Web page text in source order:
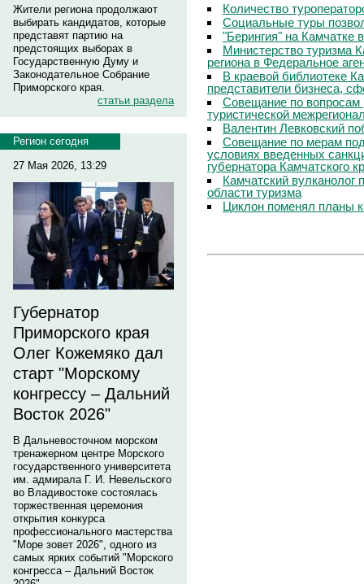
Жители региона продолжают
выбирать кандидатов, которые
представят партию на
предстоящих выборах в
Государственную Думу и
Законодательное Собрание
Приморского края.
статьи раздела
Регион сегодня
27 Мая 2026, 13:29
Губернатор
Приморского края
Олег Кожемяко дал
старт "Морскому
конгрессу – Дальний
Восток 2026"
В Дальневосточном морском
тренажерном центре Морского
государственного университета
им. адмирала Г. И. Невельского
во Владивостоке состоялась
торжественная церемония
открытия конкурса
профессионального мастерства
"Море зовет 2026", одного из
самых ярких событий "Морского
конгресса – Дальний Восток
Количество
Социальные туры
"Берингия" на Камчатке
Министерство туризма
региона в Федеральное
В краевой библиотеке
представители бизнеса,
Совещание по вопросам
туристической
Валентин Левковский
Совещание по мерам
условиях введенных
губернатора Камчатского
Камчатский
области туризма
Циклон поменял планы